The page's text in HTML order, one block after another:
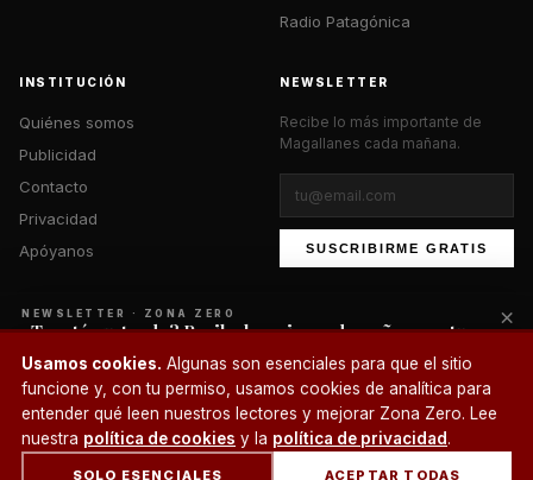
Radio Patagónica
INSTITUCIÓN
Quiénes somos
Publicidad
Contacto
Privacidad
Apóyanos
NEWSLETTER
Recibe lo más importante de
Magallanes cada mañana.
SUSCRIBIRME GRATIS
© 2026 Zona Zero Media. Todos los derechos reservados.
Usamos cookies. Algunas son esenciales para que el sitio
funcione y, con tu permiso, usamos cookies de analítica para
entender qué leen nuestros lectores y mejorar Zona Zero. Lee
nuestra política de cookies y la política de privacidad.
SOLO ESENCIALES ACEPTAR TODAS
¿Un café?
NEWSLETTER · ZONA ZERO
¿Te está gustando? Recibe lo mejor cada mañana en tu
correo.
SUSCRIBIRME
×